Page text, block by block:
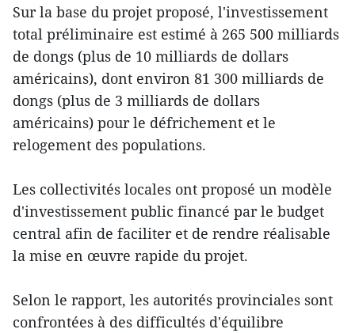
Sur la base du projet proposé, l'investissement
total préliminaire est estimé à 265 500 milliards
de dongs (plus de 10 milliards de dollars
américains), dont environ 81 300 milliards de
dongs (plus de 3 milliards de dollars
américains) pour le défrichement et le
relogement des populations.
Les collectivités locales ont proposé un modèle
d'investissement public financé par le budget
central afin de faciliter et de rendre réalisable
la mise en œuvre rapide du projet.
Selon le rapport, les autorités provinciales sont
confrontées à des difficultés d'équilibre